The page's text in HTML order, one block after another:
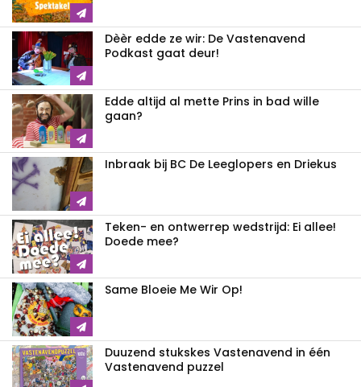
Dèèr edde ze wir: De Vastenavend
Podkast gaat deur!
Edde altijd al mette Prins in bad wille
gaan?
Inbraak bij BC De Leeglopers en Driekus
Teken- en ontwerrep wedstrijd: Ei allee!
Doede mee?
Same Bloeie Me Wir Op!
Duuzend stukskes Vastenavend in één
Vastenavend puzzel